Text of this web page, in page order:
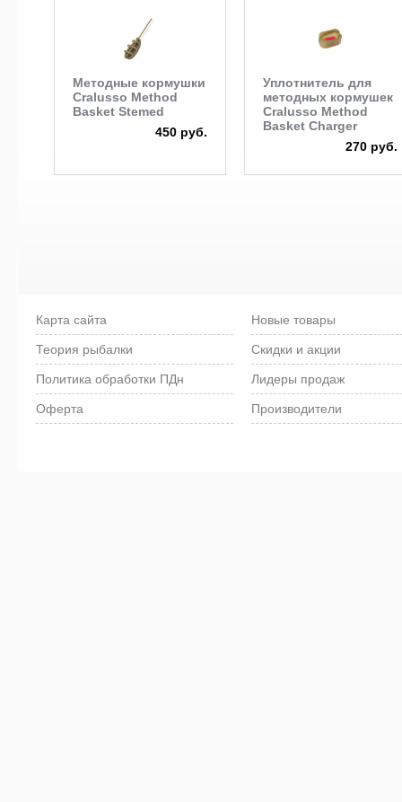
Методные кормушки
Cralusso Method
Basket Stemed
450 руб.
Уплотнитель для
методных кормушек
Cralusso Method
Basket Charger
270 руб.
Карта сайта
Теория рыбалки
Политика обработки ПДн
Оферта
Новые товары
Скидки и акции
Лидеры продаж
Производители